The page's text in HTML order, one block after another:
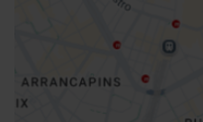
Indicazioni